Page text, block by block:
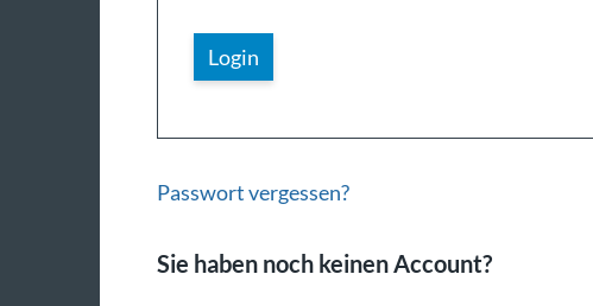
Passwort vergessen?
Sie haben noch keinen Account?